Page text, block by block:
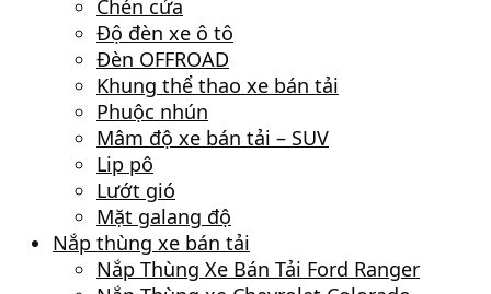
Chén cửa
Độ đèn xe ô tô
Đèn OFFROAD
Khung thể thao xe bán tải
Phuộc nhún
Mâm độ xe bán tải – SUV
Lip pô
Lướt gió
Mặt galang độ
Nắp thùng xe bán tải
Nắp Thùng Xe Bán Tải Ford Ranger